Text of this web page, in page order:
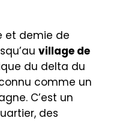
et demie de
village de
du delta du
comme un
C’est un
des